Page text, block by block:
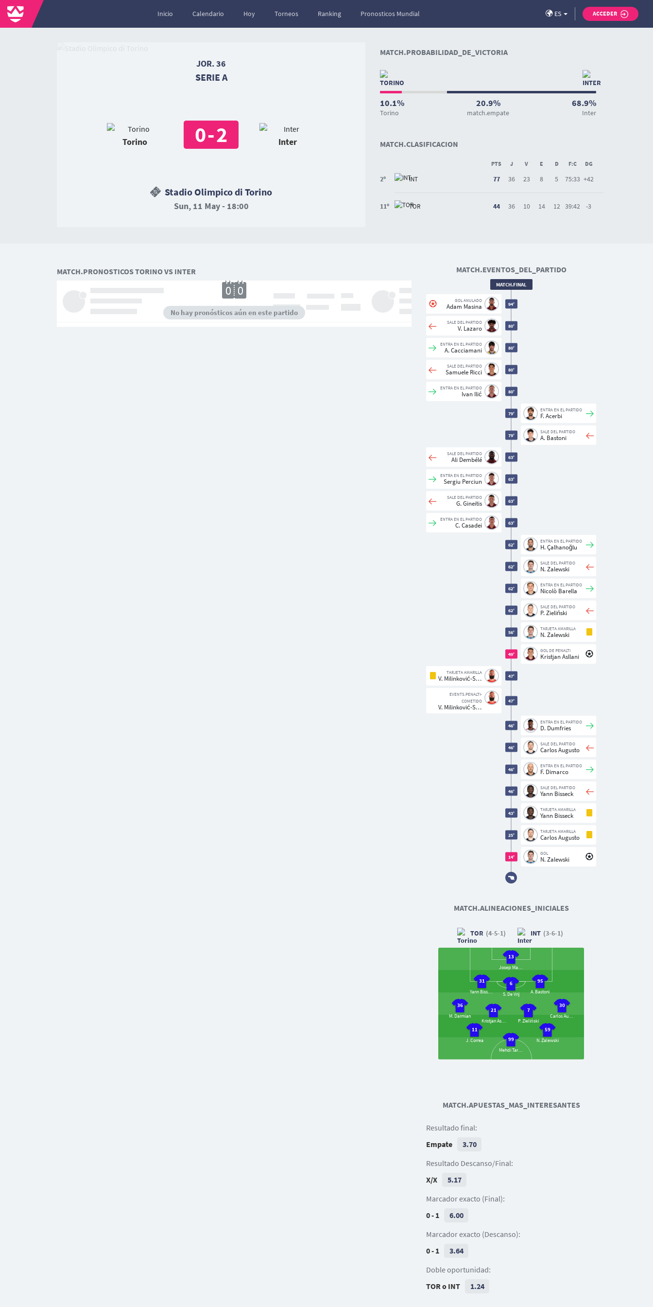
Inicio Calendario Hoy Torneos Ranking Pronosticos Mundial ES ACCEDER
JOR. 36
SERIE A
Torino 0-2 Inter
Stadio Olimpico di Torino
Sun, 11 May - 18:00
MATCH.PROBABILIDAD_DE_VICTORIA
10.1%
Torino
20.9%
match.empate
68.9%
Inter
MATCH.CLASIFICACION
PTS J V E D F:C DG
2º INT 77 36 23 8 5 75:33 +42
11º TOR 44 36 10 14 12 39:42 -3
MATCH.PRONOSTICOS TORINO VS INTER
No hay pronósticos aún en este partido
MATCH.EVENTOS_DEL_PARTIDO
14'
GOL
N. Zalewski
25'
TARJETA AMARILLA
Carlos Augusto
43'
TARJETA AMARILLA
Yann Bisseck
46'
SALE DEL PARTIDO
Yann Bisseck
46'
ENTRA EN EL PARTIDO
F. Dimarco
46'
SALE DEL PARTIDO
Carlos Augusto
46'
ENTRA EN EL PARTIDO
D. Dumfries
47'
EVENTS.PENALTI-
COMETIDO
V. Milinković-Savić
47'
TARJETA AMARILLA
V. Milinković-Savić
49'
GOL DE PENALTI
Kristjan Asllani
56'
TARJETA AMARILLA
N. Zalewski
62'
SALE DEL PARTIDO
P. Zieliński
62'
ENTRA EN EL PARTIDO
Nicolò Barella
62'
SALE DEL PARTIDO
N. Zalewski
62'
ENTRA EN EL PARTIDO
H. Çalhanoğlu
63'
ENTRA EN EL PARTIDO
C. Casadei
63'
SALE DEL PARTIDO
G. Gineitis
63'
ENTRA EN EL PARTIDO
Sergiu Perciun
63'
SALE DEL PARTIDO
Ali Dembélé
79'
SALE DEL PARTIDO
A. Bastoni
79'
ENTRA EN EL PARTIDO
F. Acerbi
80'
ENTRA EN EL PARTIDO
Ivan Ilić
80'
SALE DEL PARTIDO
Samuele Ricci
80'
ENTRA EN EL PARTIDO
A. Cacciamani
80'
SALE DEL PARTIDO
V. Lazaro
94'
GOL ANULADO
Adam Masina
MATCH.FINAL
MATCH.ALINEACIONES_INICIALES
TOR (4-5-1) INT (3-6-1)
13
Josep Martínez
6
S. De Vrij
95
A. Bastoni
31
Yann Bisseck
7
P. Zieliński
21
Kristjan Asllani
36
M. Darmian
30
Carlos Augusto
11
J. Correa
59
N. Zalewski
99
Mehdi Taremi
34
66 28
N. Vlašić
Eljif Elmas V. Lazaro
MATCH.APUESTAS_MAS_INTERESANTES
Resultado final:
Empate
3.70
Resultado Descanso/Final:
X/X
5.17
Marcador exacto (Final):
0 - 1
6.00
Marcador exacto (Descanso):
0 - 1
3.64
Doble oportunidad:
TOR o INT
1.24